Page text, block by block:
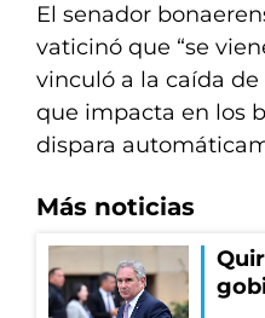
El senador
vaticinó que “se
vinculó a la caída
que impacta en los
dispara
Más noticias